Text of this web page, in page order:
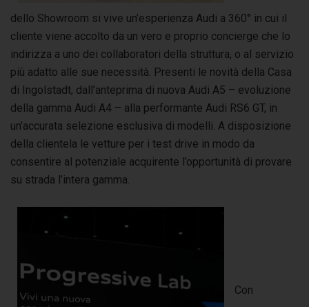
dello Showroom si vive un’esperienza Audi a 360° in cui il
cliente viene accolto da un vero e proprio concierge che lo
indirizza a uno dei collaboratori della struttura, o al servizio
più adatto alle sue necessità. Presenti le novità della Casa
di Ingolstadt, dall’anteprima di nuova Audi A5 – evoluzione
della gamma Audi A4 – alla performante Audi RS6 GT, in
un’accurata selezione esclusiva di modelli. A disposizione
della clientela le vetture per i test drive in modo da
consentire al potenziale acquirente l’opportunità di provare
su strada l’intera gamma.
Con